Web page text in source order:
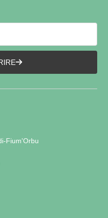
Fium'Orbu